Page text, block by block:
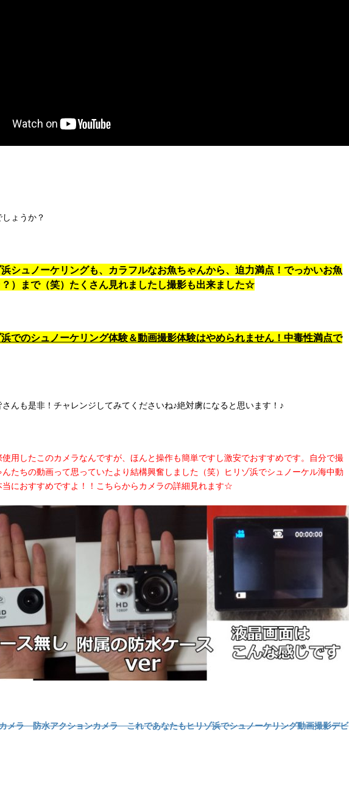
ょうか？
シュノーケリングも、カラフルなお魚ちゃんから、迫力満点！でっかいお魚
）まで（笑）たくさん見れましたし撮影も出来ました☆
でのシュノーケリング体験＆動画撮影体験はやめられません！中毒性満点で
んも是非！チャレンジしてみてくださいね♪絶対虜になると思います！♪
使用したこのカメラなんですが、ほんと操作も簡単ですし激安でおすすめです。自分で撮
たちの動画って思っていたより結構興奮しました（笑）ヒリゾ浜でシュノーケル海中動
当におすすめですよ！！こちらからカメラの詳細見れます☆
メラ 防水アクションカメラ これであなたもヒリゾ浜でシュノーケリング動画撮影デビ